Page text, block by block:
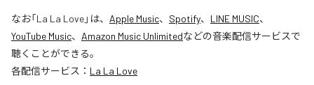
なお「La La Love」は、 Apple Music、 Spotify、 LINE MUSIC、
YouTube Music、 Amazon Music Unlimitedなどの音楽配信サービスで
聴くことができる。
各配信サービス： La La Love